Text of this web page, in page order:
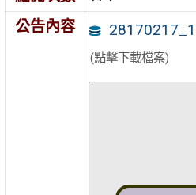
公告內容
(點擊下載檔案)